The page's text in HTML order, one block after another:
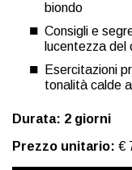
biondo
Consigli e
lucentezza del
Esercitazioni
tonalità calde
Durata: 2 giorni
Prezzo unitario: €